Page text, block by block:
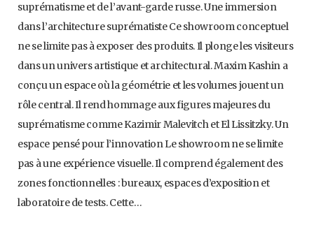
suprématisme et de l’avant-garde russe. Une immersion
dans l’architecture suprématiste Ce showroom conceptuel
ne se limite pas à exposer des produits. Il plonge les visiteurs
dans un univers artistique et architectural. Maxim Kashin a
conçu un espace où la géométrie et les volumes jouent un
rôle central. Il rend hommage aux figures majeures du
suprématisme comme Kazimir Malevitch et El Lissitzky. Un
espace pensé pour l’innovation Le showroom ne se limite
pas à une expérience visuelle. Il comprend également des
zones fonctionnelles : bureaux, espaces d’exposition et
laboratoire de tests. Cette…